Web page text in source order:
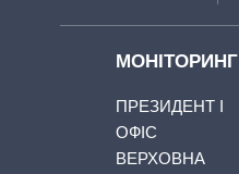
МОНІТОРИНГ
ПРЕЗИДЕНТ І
ОФІС
ВЕРХОВНА